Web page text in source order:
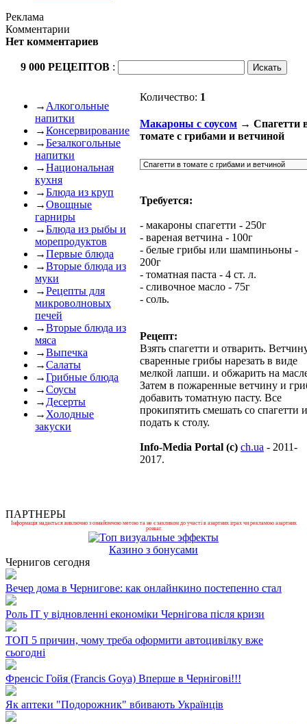
Реклама
Комментарии
Нет комментариев
9 000 РЕЦЕПТОВ :
→ Алкогольные
напитки
→Консервирование
→Безалкогольные
напитки
→Национальная
кухня
→Блюда из круп
→Овощные
гарниры
→Блюда из рыбы и
морепродуктов
→Первые блюда
→Вторые блюда из
муки
→Рецепты для
микроволновых
печей
→Вторые блюда из
мяса
→Выпечка
→Салаты
→Грибные блюда
→Соусы
→ Десерты
→ Холодные
закуски
Количество: 1
Макароны с соусом → Спагетти
томате с грибами и ветчиной
Требуется:
- макароны спагетти - 250г
- вареная ветчина - 100г
- белые грибы или шампиньоны -
200г
- томатная паста - 4 ст. л.
- сливочное масло - 75г
- соль.
Рецепт:
Взять спагетти и отварить.
сваренные грибы нарезать в виде
мелкой лапши. и обжарить на
Затем в пожаренные ветчину и
добавить томатную пасту. Все
прокипятить смешать со спагетти и
подать к столу.
Info-Media Portal (c) ch.ua - 2011-
2017.
ПАРТНЕРЫ
Інформація надається виключно з ознайомчою метою та не є закликом до участі в азартних іграх чи рекламою азартних
розваг.
Казино з бонусами
Чернигов сегодня
Вечер дома в Чернигове: как онлайнкино постепенно стал
Роль ІТ у відновленні економіки Чернігова після кризи
ТОП 5 причин, чому треба оформити автоцивілку вже
сьогодні
Френсіс Гойя (Francis Goya) Вперше в Чернігові!!!
Як аптеки "Подорожник" вбивають Українців